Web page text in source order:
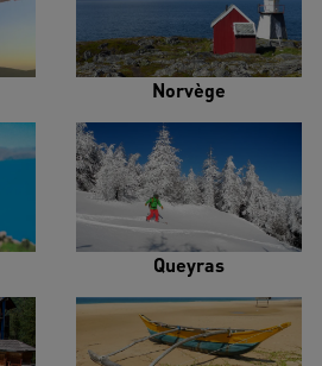
Norvège
Queyras